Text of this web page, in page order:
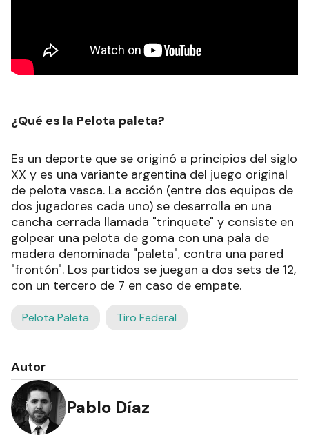
¿Qué es la Pelota paleta?
Es un deporte que se originó a principios del siglo
XX y es una variante argentina del juego original
de pelota vasca. La acción (entre dos equipos de
dos jugadores cada uno) se desarrolla en una
cancha cerrada llamada "trinquete" y consiste en
golpear una pelota de goma con una pala de
madera denominada "paleta", contra una pared
"frontón". Los partidos se juegan a dos sets de 12,
con un tercero de 7 en caso de empate.
Pelota Paleta Tiro Federal
Autor
Pablo Díaz